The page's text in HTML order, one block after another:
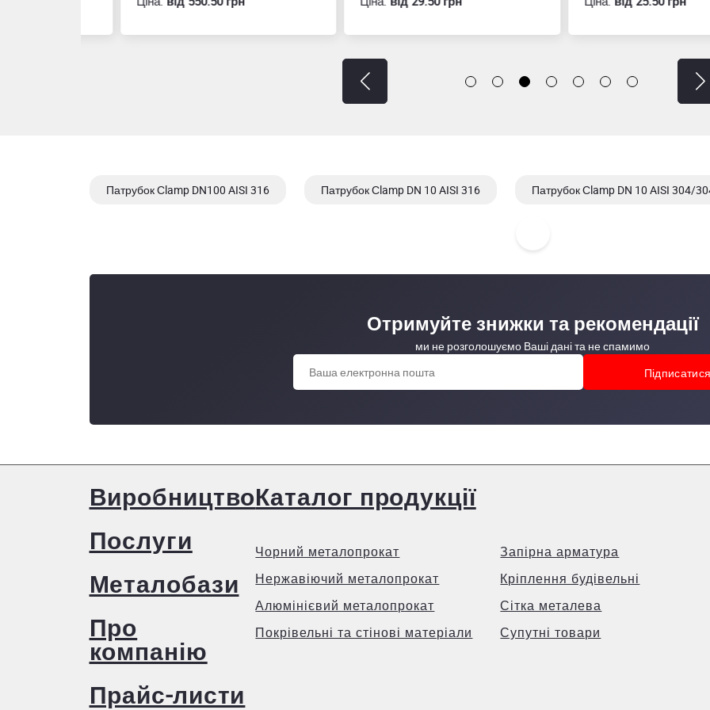
Патрубок Сlamp DN100 AISI 316 Патрубок Сlamp DN 10 AISI 316 Патрубок Сlamp DN 10 AISI 304/
Отримуйте знижки та рекомендації
ми не розголошуємо Ваші дані та не спамимо
Виробництво
Послуги
Металобази
Про
компанію
Прайс-листи
Каталог продукції
Чорний металопрокат
Нержавіючий металопрокат
Алюмінієвий металопрокат
Покрівельні та стінові матеріали
Запірна арматура
Кріплення будівельні
Сітка металева
Супутні товари